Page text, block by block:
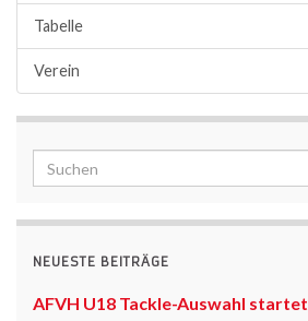
Tabelle
Verein
NEUESTE BEITRÄGE
AFVH U18 Tackle-Auswahl startet